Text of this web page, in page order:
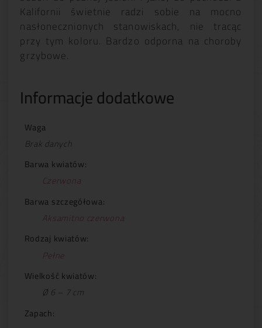
Kalifornii świetnie radzi sobie na mocno
nasłonecznionych stanowiskach, nie tracąc
przy tym koloru. Bardzo odporna na choroby
grzybowe.
Informacje dodatkowe
Waga
Brak danych
Barwa kwiatów:
Czerwona
Barwa szczegółowa:
Aksamitno czerwona
Rodzaj kwiatów:
Pełne
Wielkość kwiatów:
Ø 6 – 7 cm
Zapach: